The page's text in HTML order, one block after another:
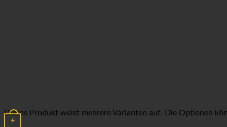
+
Dieses Produkt weist mehrere Varianten auf. Die Optionen